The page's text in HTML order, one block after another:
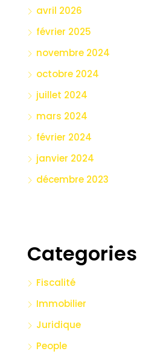
avril 2026
février 2025
novembre 2024
octobre 2024
juillet 2024
mars 2024
février 2024
janvier 2024
décembre 2023
Categories
Fiscalité
Immobilier
Juridique
People